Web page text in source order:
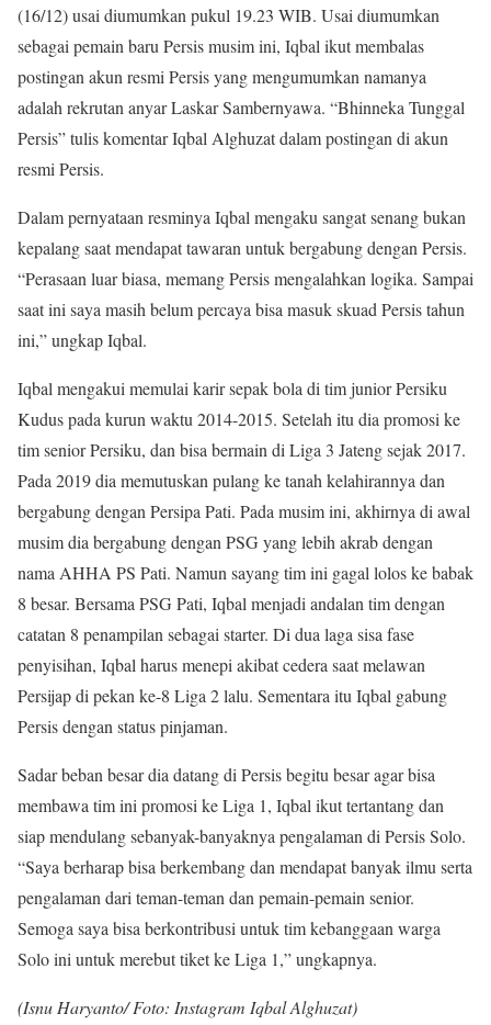
(16/12) usai diumumkan pukul 19.23 WIB. Usai diumumkan
sebagai pemain baru Persis musim ini, Iqbal ikut membalas
postingan akun resmi Persis yang mengumumkan namanya
adalah rekrutan anyar Laskar Sambernyawa. “Bhinneka Tunggal
Persis” tulis komentar Iqbal Alghuzat dalam postingan di akun
resmi Persis.
Dalam pernyataan resminya Iqbal mengaku sangat senang bukan
kepalang saat mendapat tawaran untuk bergabung dengan Persis.
“Perasaan luar biasa, memang Persis mengalahkan logika. Sampai
saat ini saya masih belum percaya bisa masuk skuad Persis tahun
ini,” ungkap Iqbal.
Iqbal mengakui memulai karir sepak bola di tim junior Persiku
Kudus pada kurun waktu 2014-2015. Setelah itu dia promosi ke
tim senior Persiku, dan bisa bermain di Liga 3 Jateng sejak 2017.
Pada 2019 dia memutuskan pulang ke tanah kelahirannya dan
bergabung dengan Persipa Pati. Pada musim ini, akhirnya di awal
musim dia bergabung dengan PSG yang lebih akrab dengan
nama AHHA PS Pati. Namun sayang tim ini gagal lolos ke babak
8 besar. Bersama PSG Pati, Iqbal menjadi andalan tim dengan
catatan 8 penampilan sebagai starter. Di dua laga sisa fase
penyisihan, Iqbal harus menepi akibat cedera saat melawan
Persijap di pekan ke-8 Liga 2 lalu. Sementara itu Iqbal gabung
Persis dengan status pinjaman.
Sadar beban besar dia datang di Persis begitu besar agar bisa
membawa tim ini promosi ke Liga 1, Iqbal ikut tertantang dan
siap mendulang sebanyak-banyaknya pengalaman di Persis Solo.
“Saya berharap bisa berkembang dan mendapat banyak ilmu serta
pengalaman dari teman-teman dan pemain-pemain senior.
Semoga saya bisa berkontribusi untuk tim kebanggaan warga
Solo ini untuk merebut tiket ke Liga 1,” ungkapnya.
(Isnu Haryanto/ Foto: Instagram Iqbal Alghuzat)